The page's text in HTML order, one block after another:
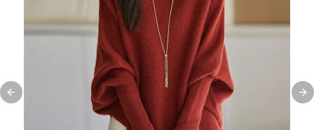
Previous slide